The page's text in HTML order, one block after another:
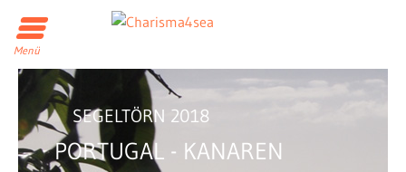
Menü
SEGELTÖRN 2018
PORTUGAL - KANAREN